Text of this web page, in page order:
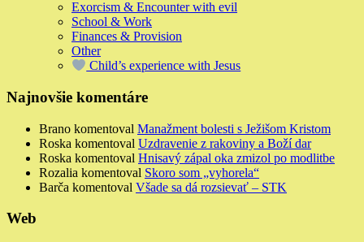
Exorcism & Encounter with evil
School & Work
Finances & Provision
Other
Child’s experience with Jesus
Najnovšie komentáre
Brano komentoval Manažment bolesti s Ježišom Kristom
Roska komentoval Uzdravenie z rakoviny a Boží dar
Roska komentoval Hnisavý zápal oka zmizol po modlitbe
Rozalia komentoval Skoro som „vyhorela“
Barča komentoval Všade sa dá rozsievať – STK
Web